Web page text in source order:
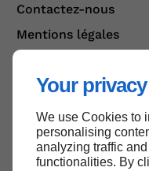
Your
We use Cookies to
personalising
analyzing traffic
functionalities. By
Contactez-nous
Mentions légales